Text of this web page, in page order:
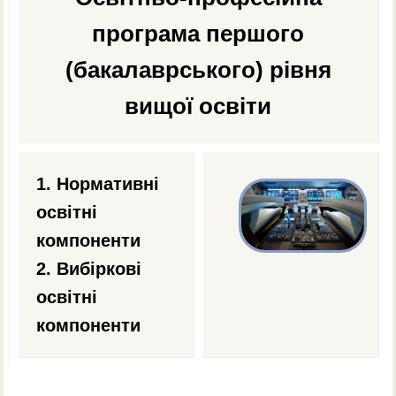
faks@kpi.ua
програма першого
(бакалаврського) рівня
вищої освіти
1. Нормативні
освітні
компоненти
2. Вибіркові
освітні
компоненти